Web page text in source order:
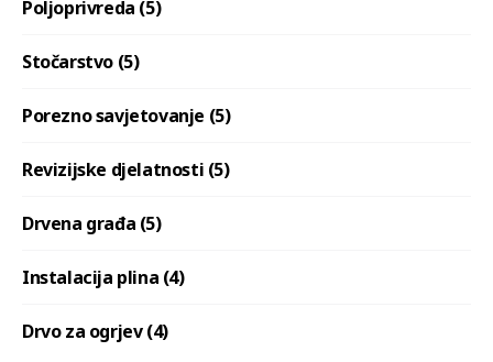
Poljoprivreda (5)
Stočarstvo (5)
Porezno savjetovanje (5)
Revizijske djelatnosti (5)
Drvena građa (5)
Instalacija plina (4)
Drvo za ogrjev (4)